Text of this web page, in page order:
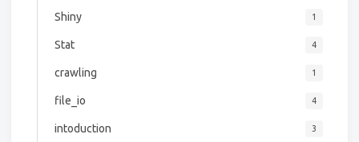
Shiny 1
Stat 4
crawling 1
file_io 4
intoduction 3